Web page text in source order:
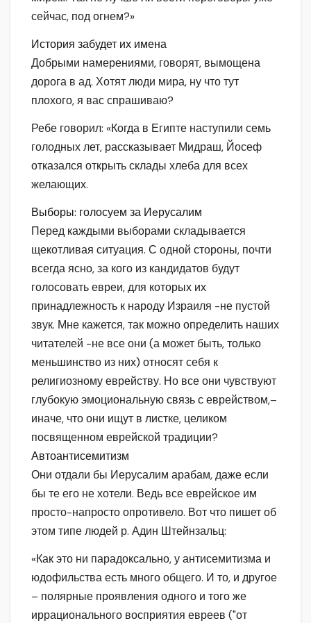
сейчас, под огнем?»
История забудет их имена
Добрыми намерениями, говорят, вымощена
дорога в ад. Хотят люди мира, ну что тут
плохого, я вас спрашиваю?
Ребе говорил: «Когда в Египте наступили семь
голодных лет, рассказывает Мидраш, Йосеф
отказался открыть склады хлеба для всех
желающих.
Выборы: голосуем за Иeрусалим
Перед каждыми выборами складывается
щекотливая ситуация. С одной стороны, почти
всегда ясно, за кого из кандидатов будут
голосовать евреи, для которых их
принадлежность к народу Израиля -не пустой
звук. Мне кажется, так можно определить наших
читателей -не все они (а может быть, только
меньшинство из них) относят себя к
религиозному еврейству. Но все они чувствуют
глубокую эмоциональную связь с еврейством,–
иначе, что они ищут в листке, целиком
посвященном еврейской традиции?
Автоантисемитизм
Они отдали бы Иерусалим арабам, даже если
бы те его не хотели. Ведь все еврейское им
просто-напросто опротивело. Вот что пишет об
этом типе людей р. Адин Штейнзальц:
«Как это ни парадоксально, у антисемитизма и
юдофильства есть много общего. И то, и другое
– полярные проявления одного и того же
иррационального восприятия евреев ("от